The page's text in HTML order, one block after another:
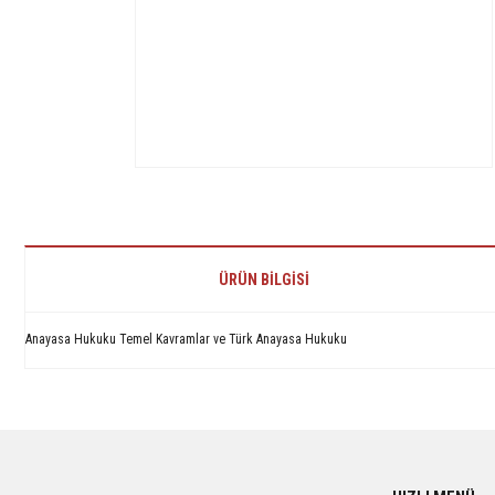
ÜRÜN BILGISI
Anayasa Hukuku Temel Kavramlar ve Türk Anayasa Hukuku